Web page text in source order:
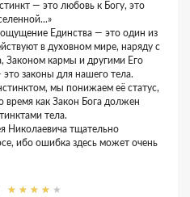
— это любовь к Богу, это
ощущение Единства — это один из
в духовном мире, наряду с
Законом кармы и другими Его
законы для нашего тела.
мы понижаем её статус,
время как Закон Бога должен
тела.
Николаевича тщательно
ибо ошибка здесь может очень